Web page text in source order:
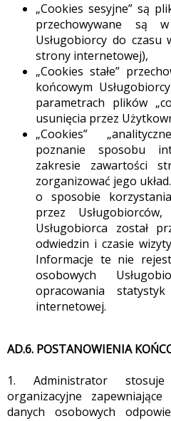
„Cookies sesyjne” są
przechowywane są
Usługobiorcy do czasu
strony internetowej),
„Cookies stałe”
końcowym
parametrach plików
usunięcia przez
„Cookies”
poznanie sposobu
zakresie zawartości
zorganizować jego
o sposobie
przez
Usługobiorca został
odwiedzin i czasie
Informacje te nie
osobowych
opracowania
internetowej.
AD.6. POSTANOWIENIA
1. Administrator
organizacyjne
danych osobowych